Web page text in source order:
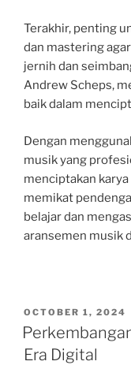
Terakhir, penting
dan mastering
jernih dan
Andrew Scheps,
baik dalam
Dengan
musik yang
menciptakan
memikat
belajar dan
aransemen musik
POSTED
ON
OCTOBER 1, 2024
Era Digital